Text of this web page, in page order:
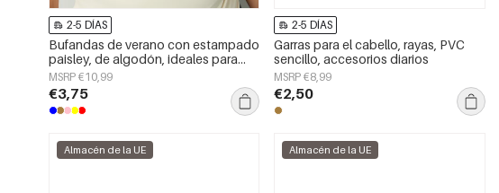
2-5 DÍAS
Bufandas de verano con estampado
paisley, de algodón, ideales para
vacaciones y uso diario.
MSRP €10,99
€3,75
2-5 DÍAS
Garras para el cabello, rayas, PVC
sencillo, accesorios diarios
MSRP €8,99
€2,50
Almacén de la UE Almacén de la UE